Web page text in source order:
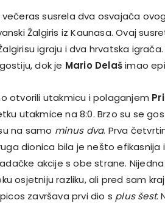
večeras susrela dva osvajača
Žalgiris iz Kaunasa. Ovaj
igraju i dva hrvatska igrača.
dok je Mario Delašimao
otvorili utakmicu i polaganjem
utakmice na 8:0. Brzo su se
na samo minus dva. Prva
dionica bila je nešto efikasnija
akcije s obe strane.
osjetniju razliku, ali pred sam
završava prvi dio s plus šest.